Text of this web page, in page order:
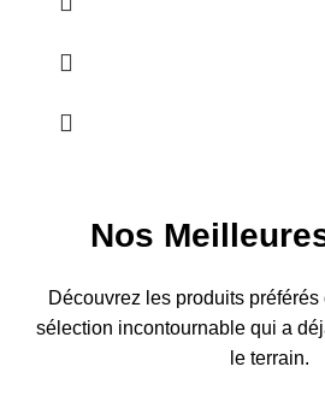
Nos
Découvrez les produits
sélection incontournable qui a
le terrain.